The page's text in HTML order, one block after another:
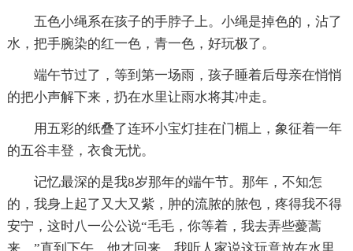
五色小绳系在孩子的手脖子上。小绳是掉色的，沾了
水，把手腕染的红一色，青一色，好玩极了。
端午节过了，等到第一场雨，孩子睡着后母亲在悄悄
的把小声解下来，扔在水里让雨水将其冲走。
用五彩的纸叠了连环小宝灯挂在门楣上，象征着一年
的五谷丰登，衣食无忧。
记忆最深的是我8岁那年的端午节。那年，不知怎
的，我身上起了又大又紫，肿的流脓的脓包，疼得我不得
安宁，这时八一公公说“毛毛，你等着，我去弄些薆蒿
来。”直到下午，他才回来。我听人家说这玩意放在水里